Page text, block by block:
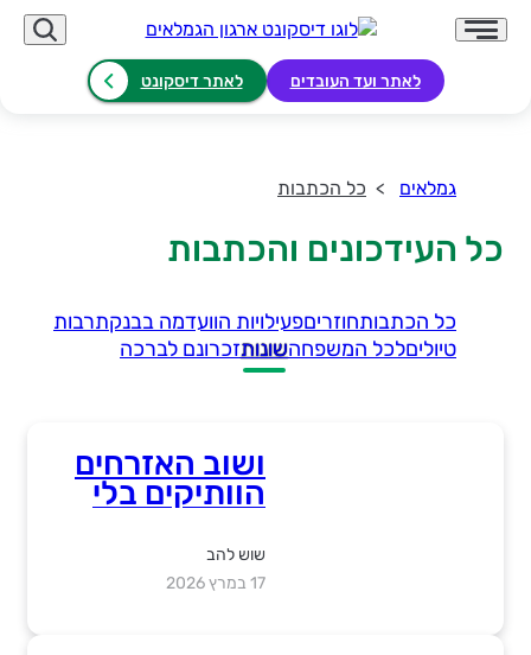
לאתר ועד העובדים לאתר דיסקונט
גמלאים כל הכתבות
כל העידכונים והכתבות
כל הכתבותחוזריםפעילויות הוועדמה בבנקתרבות
טיוליםלכל המשפחהשונותזכרונם לברכה
ושוב האזרחים
הוותיקים בלי
שוש להב
17 במרץ 2026